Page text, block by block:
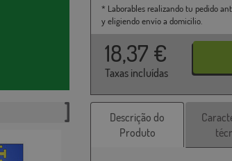
* Laborables realizando tu pedido
y eligiendo envío a domicilio.
18,37 €
Taxas incluídas
Descrição do
Produto